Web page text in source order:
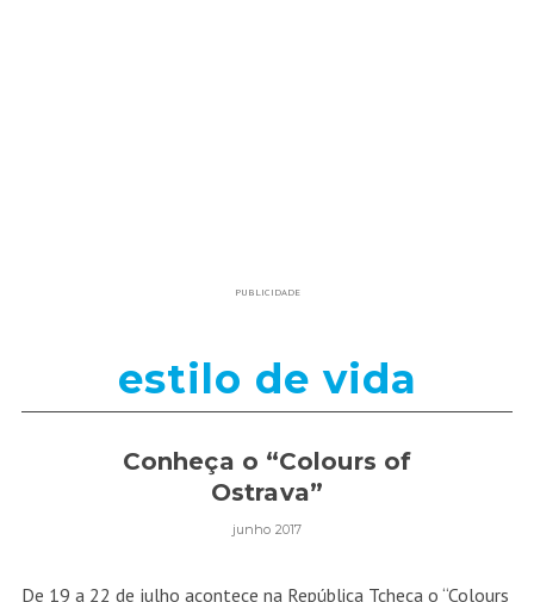
PUBLICIDADE
estilo de vida
Conheça o “Colours of
Ostrava”
junho 2017
De 19 a 22 de julho acontece na República Tcheca o “Colours